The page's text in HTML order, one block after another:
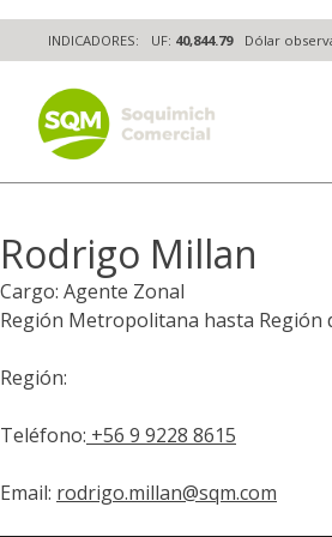
to
content
INDICADORES: UF: 40,844.79 Dólar
The worldwide business formula
Rodrigo Millan
Cargo: Agente Zonal
Región Metropolitana hasta Región
Región:
Teléfono: +56 9 9228 8615
Email: rodrigo.millan@sqm.com